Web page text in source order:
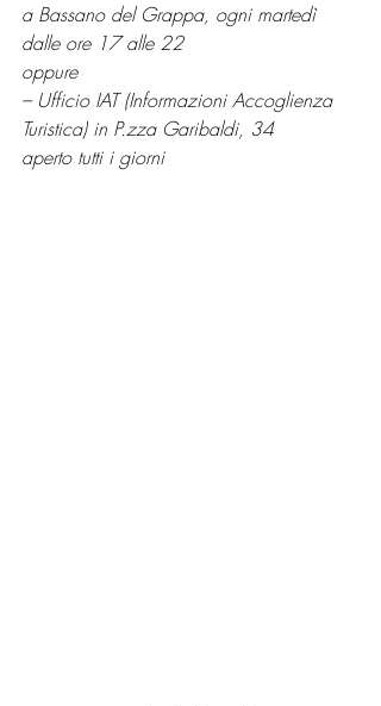
a Bassano del Grappa, ogni martedì
dalle ore 17 alle 22
oppure
– Ufficio IAT (Informazioni Accoglienza
Turistica) in P.zza Garibaldi, 34
aperto tutti i giorni